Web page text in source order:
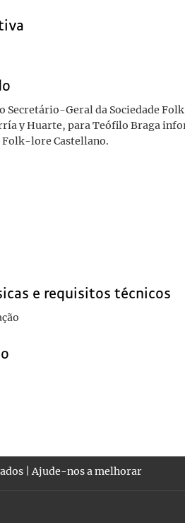
Secretário-Geral da Sociedade
y Huarte, para Teófilo Braga
Folk-lore Castellano.
e requisitos técnicos
|Ajude-nos a melhorar